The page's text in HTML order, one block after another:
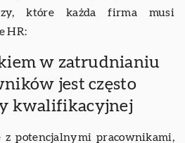
które każda firma musi
HR:
w zatrudnianiu
jest często
kwalifikacyjnej
z potencjalnymi pracownikami,